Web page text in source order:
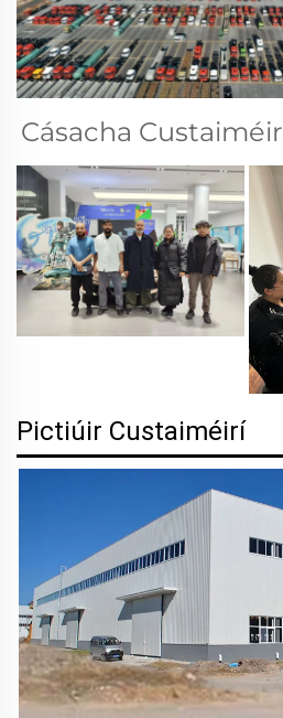
Cásacha Custaiméir
Pictiúir Custaiméirí